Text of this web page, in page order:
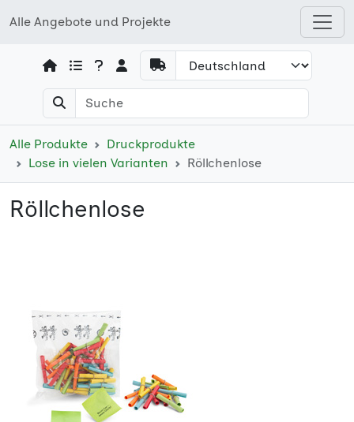
Alle Angebote und Projekte
Open shops menu
Alle Produkte
Druckprodukte
Lose in vielen Varianten
Röllchenlose
Röllchenlose